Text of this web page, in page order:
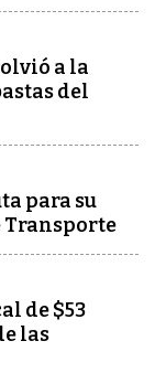
a la
del
para su
Transporte
de $53
las